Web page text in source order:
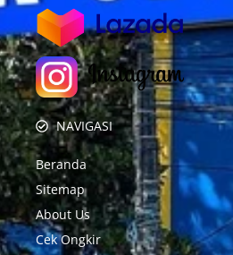
NAVIGASI
Beranda
Sitemap
About Us
Cek Ongkir